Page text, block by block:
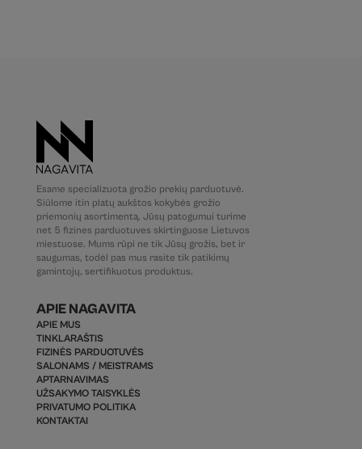
Esame specializuota grožio prekių parduotuvė.
Siūlome itin platų aukštos kokybės grožio
priemonių asortimentą. Jūsų patogumui turime
net 5 fizines parduotuves skirtinguose Lietuvos
miestuose. Mums rūpi ne tik Jūsų grožis, bet ir
saugumas, todėl pas mus rasite tik patikimų
gamintojų, sertifikuotus produktus.
APIE NAGAVITA
APIE MUS
TINKLARAŠTIS
FIZINĖS PARDUOTUVĖS
SALONAMS / MEISTRAMS
APTARNAVIMAS
UŽSAKYMO TAISYKLĖS
PRIVATUMO POLITIKA
KONTAKTAI